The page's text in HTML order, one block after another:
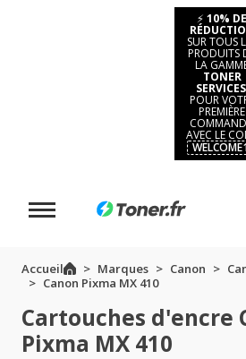
⚡ 10% DE
SUR TOUS
PRODUITS
LA
TONER
POUR
PREMIÈRE
AVEC LE
Accueil Marques Canon
Canon Pixma MX 410
Cartouches d'encre
Pixma MX 410